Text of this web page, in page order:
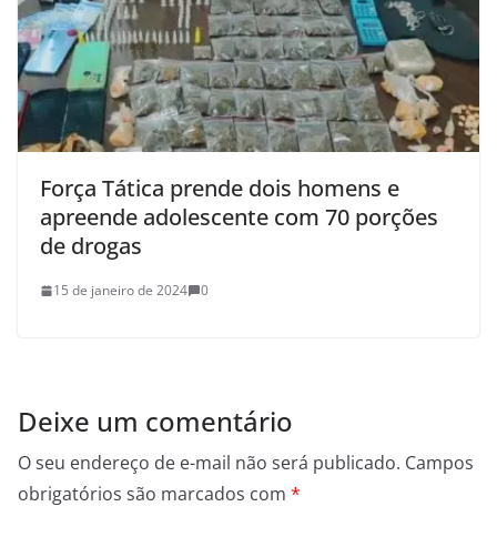
Força Tática prende dois homens e
apreende adolescente com 70 porções
de drogas
15 de janeiro de 2024 0
Deixe um comentário
O seu endereço de e-mail não será publicado. Campos
obrigatórios são marcados com *